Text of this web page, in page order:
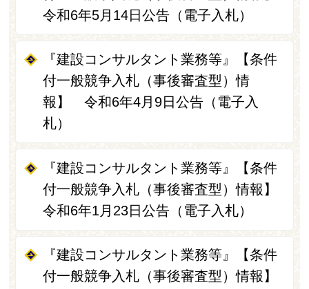
令和6年5月14日公告（電子入札）
『建設コンサルタント業務等』【条件
付一般競争入札（事後審査型）情
報】 令和6年4月9日公告（電子入
札）
『建設コンサルタント業務等』【条件
付一般競争入札（事後審査型）情報】
令和6年1月23日公告（電子入札）
『建設コンサルタント業務等』【条件
付一般競争入札（事後審査型）情報】